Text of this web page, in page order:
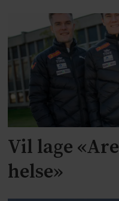
Vil lage
helse»